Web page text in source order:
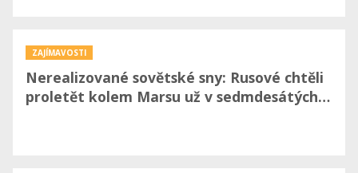
Nerealizované sovětské sny: Rusové chtěli
proletět kolem Marsu už v sedmdesátých…
ZAJÍMAVOSTI